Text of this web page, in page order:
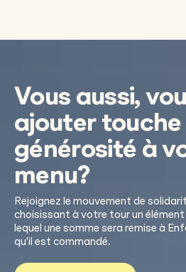
Vous aussi,
ajouter touche
générosité à
menu?
Rejoignez le mouvement de
choisissant à votre tour un
lequel une somme sera remise à
qu'il est commandé.